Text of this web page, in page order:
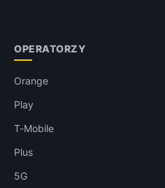
OPERATORZY
Orange
Play
T-Mobile
Plus
5G